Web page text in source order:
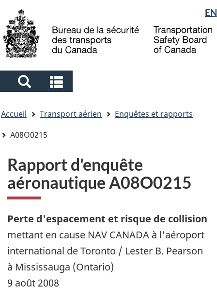
to
main
to
"About
government"
à
la
Sélection
de
la
langue
EN
Search
and
menus
and
menus
êtes
ici
Accueil Transport aérien
Enquêtes et rapports
A08O0215
Rapport d'enquête
aéronautique A08O0215
Perte d'espacement et risque de collision
mettant en cause NAV CANADA à l'aéroport
international de Toronto / Lester B. Pearson
à Mississauga (Ontario)
9 août 2008